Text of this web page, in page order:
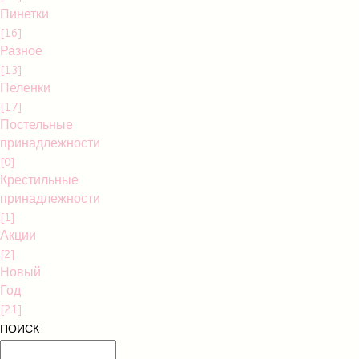
Пинетки
[16]
Разное
[13]
Пеленки
[17]
Постельные
принадлежности
[0]
Крестильные
принадлежности
[1]
Акции
[2]
Новый
Год
[21]
ПОИСК